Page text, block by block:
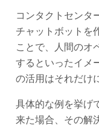
コンタクトセンタ
チャットボットを
ことで、人間のオ
するといったイメ
の活用はそれだけ
具体的な例を挙げ
来た場合、その解